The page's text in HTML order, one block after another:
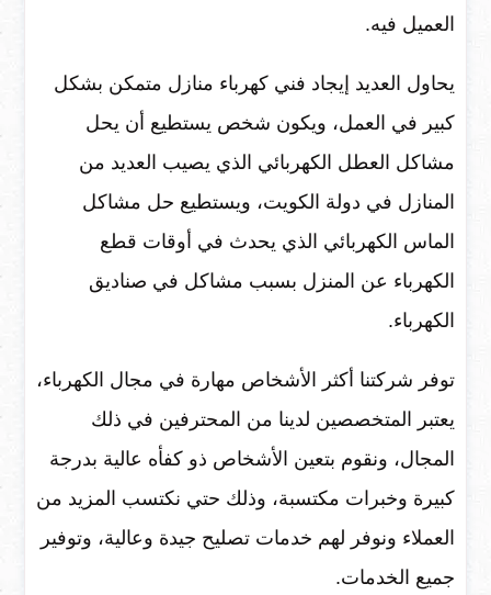
العميل فيه.
يحاول العديد إيجاد فني كهرباء منازل متمكن بشكل
كبير في العمل، ويكون شخص يستطيع أن يحل
مشاكل العطل الكهربائي الذي يصيب العديد من
المنازل في دولة الكويت، ويستطيع حل مشاكل
الماس الكهربائي الذي يحدث في أوقات قطع
الكهرباء عن المنزل بسبب مشاكل في صناديق
الكهرباء.
توفر شركتنا أكثر الأشخاص مهارة في مجال الكهرباء،
يعتبر المتخصصين لدينا من المحترفين في ذلك
المجال، ونقوم بتعين الأشخاص ذو كفأه عالية بدرجة
كبيرة وخبرات مكتسبة، وذلك حتي نكتسب المزيد من
العملاء ونوفر لهم خدمات تصليح جيدة وعالية، وتوفير
جميع الخدمات.